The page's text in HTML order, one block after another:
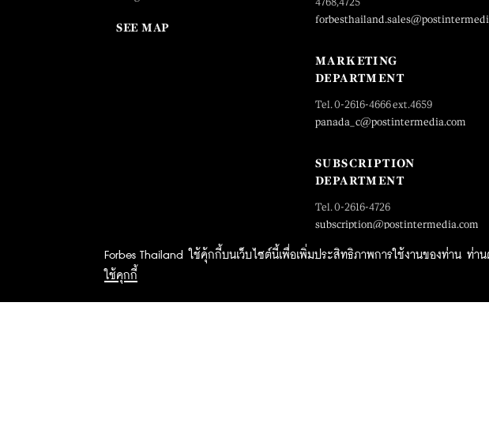
Forbes Thailand ใช้คุ้กกี้บนเว็บไซต์นี้เพื่อเพิ่มประสิทธิภาพการใช้งานของท่าน ท่าน
ใช้คุกกี้
SEE MAP
MARKETING
DEPARTMENT
Tel. 0-2616-4666 ext.4659
panada_c@postintermedia.com
SUBSCRIPTION
DEPARTMENT
Tel. 0-2616-4726
subscription@postintermedia.com